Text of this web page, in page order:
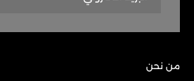
من نحن